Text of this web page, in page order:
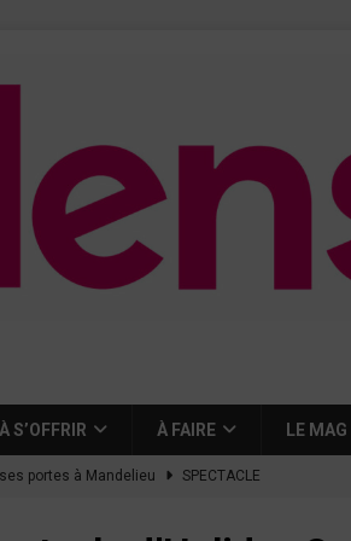
À S’OFFRIR À FAIRE LE MAG
portes à Mandelieu SPECTACLE